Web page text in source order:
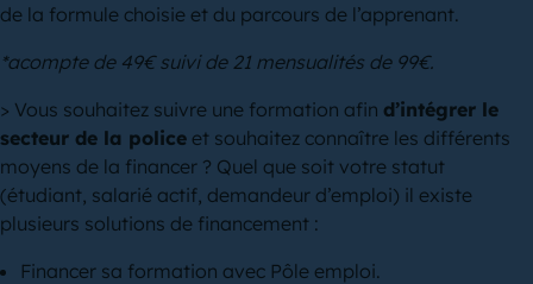
de la formule choisie et du parcours de l’apprenant.
*acompte de49€ suivi de 21 mensualités de 99€.
> Vous souhaitez suivre une formation afin d’intégrer le
secteur de la police et souhaitez connaître les différents
moyens de la financer ? Quel que soit votre statut
(étudiant, salarié actif, demandeur d’emploi) il existe
plusieurs solutions de financement :
Financer sa formation avec Pôle emploi.